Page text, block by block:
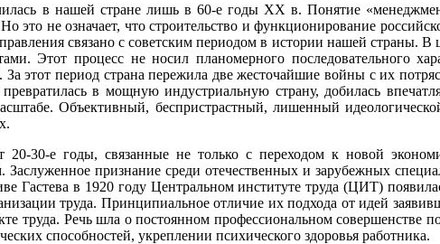
в нашей стране лишь в 60-е годы XX в. Понятие
не означает, что строительство и функционирование
связано с советским периодом в истории нашей страны.
Этот процесс не носил планомерного последовательного
этот период страна пережила две жесточайшие войны с их
в мощную индустриальную страну, добилась
Объективный, беспристрастный, лишенный
20-30-е годы, связанные не только с переходом к новой
признание среди отечественных и зарубежных
в 1920 году Центральном институте труда (ЦИТ)
труда. Принципиальное отличие их подхода от идей
труда. Речь шла о постоянном профессиональном совершенстве
способностей, укреплении психического здоровья работника.